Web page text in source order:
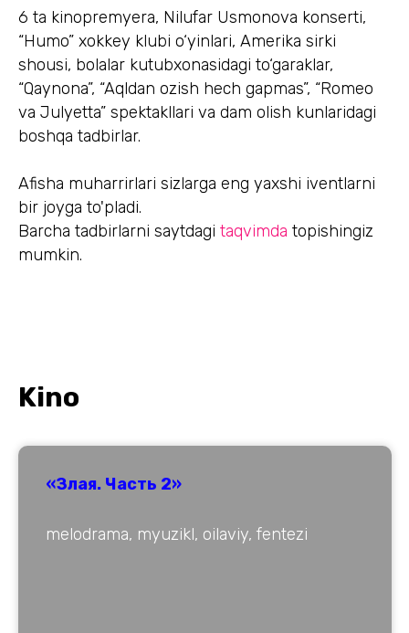
6 ta kinopremyera, Nilufar Usmonova konserti,
“Humo” xokkey klubi o‘yinlari, Amerika sirki
shousi, bolalar kutubxonasidagi to‘garaklar,
“Qaynona”, “Aqldan ozish hech gapmas”, “Romeo
va Julyetta” spektakllari va dam olish kunlaridagi
boshqa tadbirlar.
Afisha muharrirlari sizlarga eng yaxshi iventlarni
bir joyga to'pladi.
Barcha tadbirlarni saytdagi taqvimda topishingiz
mumkin.
Kino
«Злая. Часть 2»
melodrama, myuzikl, oilaviy, fentezi